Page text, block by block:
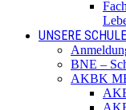
UNSERE SCHULE
BNE –
AKBK